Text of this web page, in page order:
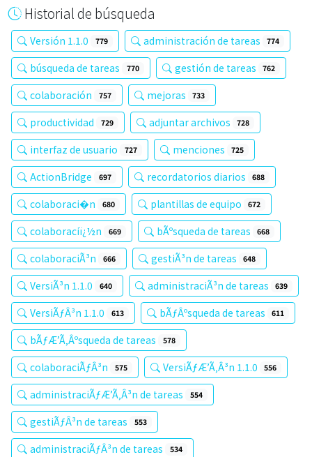
Historial de búsqueda
Versión 1.1.0 779 administración de tareas 774
búsqueda de tareas 770 gestión de tareas 762
colaboración 757 mejoras 733
productividad 729 adjuntar archivos 728
interfaz de usuario 727 menciones 725
ActionBridge 697 recordatorios diarios 688
colaboraci�n 680 plantillas de equipo 672
colaboraciï¿½n 669 bÃºsqueda de tareas 668
colaboraciÃ³n 666 gestiÃ³n de tareas 648
VersiÃ³n 1.1.0 640 administraciÃ³n de tareas 639
VersiÃƒÂ³n 1.1.0 613 bÃƒÂºsqueda de tareas 611
bÃƒÆ’Ã‚Âºsqueda de tareas 578
colaboraciÃƒÂ³n 575 VersiÃƒÆ’Ã‚Â³n 1.1.0 556
administraciÃƒÆ’Ã‚Â³n de tareas 554
gestiÃƒÂ³n de tareas 553
administraciÃƒÂ³n de tareas 534